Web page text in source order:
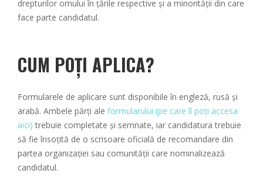
drepturilor omului în țările respective și a minorității din care
face parte candidatul.
CUM POȚI APLICA?
Formularele de aplicare sunt disponibile în engleză, rusă și
arabă. Ambele părți ale formularului (pe care îl poți accesa
aici) trebuie completate și semnate, iar candidatura trebuie
să fie însoțită de o scrisoare oficială de recomandare din
partea organizației sau comunității care nominalizează
candidatul.